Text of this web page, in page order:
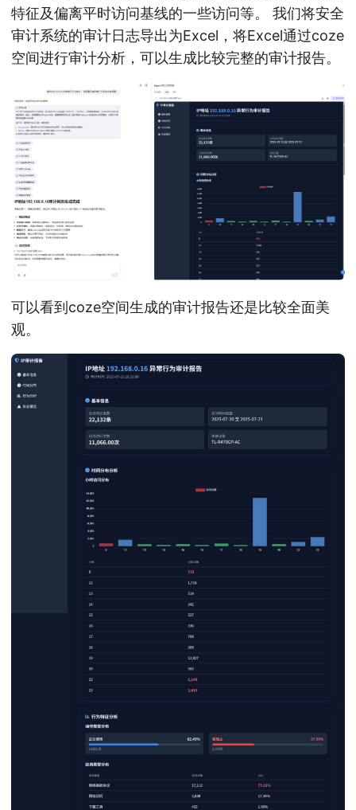
特征及偏离平时访问基线的一些访问等。 我们将安全
审计系统的审计日志导出为Excel，将Excel通过coze
空间进行审计分析，可以生成比较完整的审计报告。
可以看到coze空间生成的审计报告还是比较全面美
观。